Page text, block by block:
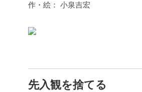
作・絵： 小泉吉宏
先入観を捨てる